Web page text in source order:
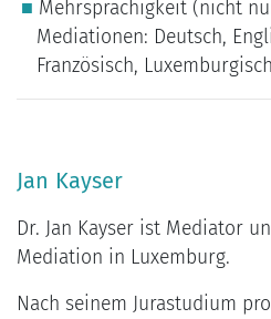
Mehrsprachigkeit (nicht
Mediationen: Deutsch,
Französisch,
Jan Kayser
Dr. Jan Kayser ist Mediator
Mediation in Luxemburg.
Nach seinem Jurastudium